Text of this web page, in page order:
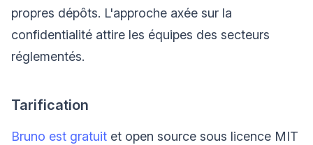
propres dépôts. L'approche axée sur la
confidentialité attire les équipes des secteurs
réglementés.
Tarification
Bruno est gratuit et open source sous licence MIT